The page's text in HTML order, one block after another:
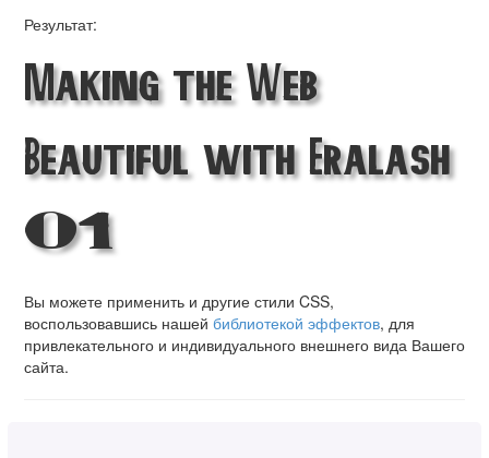
Результат:
Making the Web
Beautiful with Eralash
01!
Вы можете применить и другие стили CSS,
воспользовавшись нашей библиотекой эффектов, для
привлекательного и индивидуального внешнего вида Вашего
сайта.